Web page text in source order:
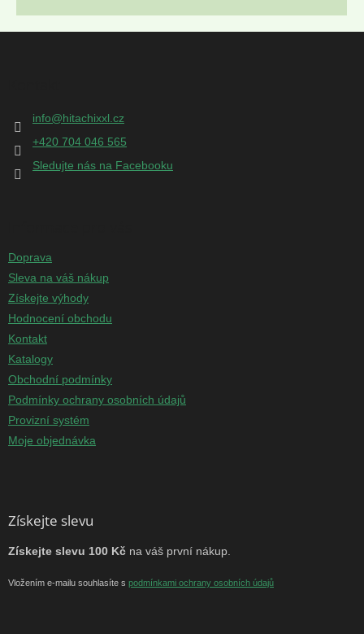
info@hitachixxl.cz
+420 704 046 565
Sledujte nás na Facebooku
Doprava
Sleva na váš nákup
Získejte výhody
Hodnocení obchodu
Kontakt
Katalogy
Obchodní podmínky
Podmínky ochrany osobních údajů
Provizní systém
Moje objednávka
Získejte slevu
Získejte slevu 100 Kč na váš první nákup.
Vložením e-mailu souhlasíte s podmínkami ochrany osobních údajů